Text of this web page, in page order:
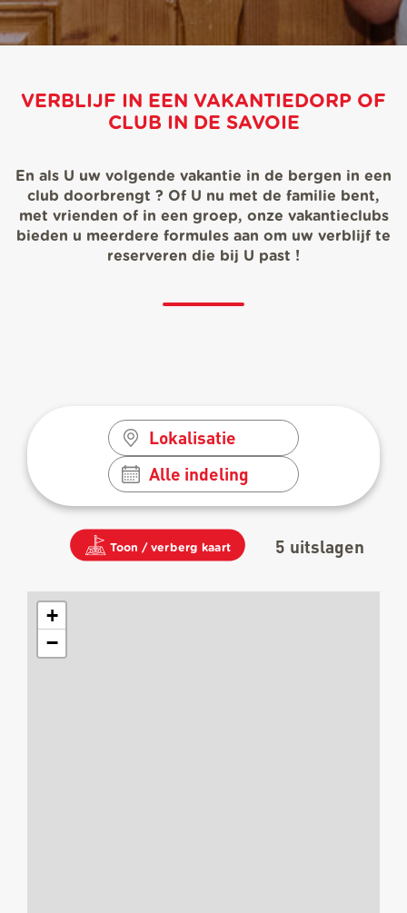
VERBLIJF IN EEN VAKANTIEDORP OF
CLUB IN DE SAVOIE
En als U uw volgende vakantie in de bergen in een
club doorbrengt ? Of U nu met de familie bent,
met vrienden of in een groep, onze vakantieclubs
bieden u meerdere formules aan om uw verblijf te
reserveren die bij U past !
Toon / verberg kaart 5 uitslagen
+
−